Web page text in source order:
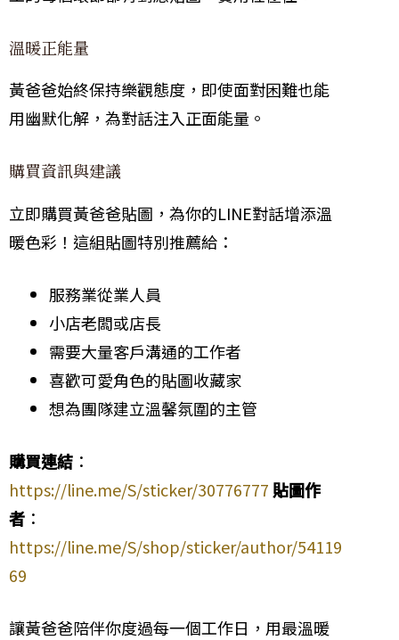
溫暖正能量
黃爸爸始終保持樂觀態度，即使面對困難也能
用幽默化解，為對話注入正面能量。
購買資訊與建議
立即購買黃爸爸貼圖，為你的LINE對話增添溫
暖色彩！這組貼圖特別推薦給：
服務業從業人員
小店老闆或店長
需要大量客戶溝通的工作者
喜歡可愛角色的貼圖收藏家
想為團隊建立溫馨氛圍的主管
購買連結 ：
https://line.me/S/sticker/30776777 貼圖作
者 ：
https://line.me/S/shop/sticker/author/54119
69
讓黃爸爸陪伴你度過每一個工作日，用最溫暖